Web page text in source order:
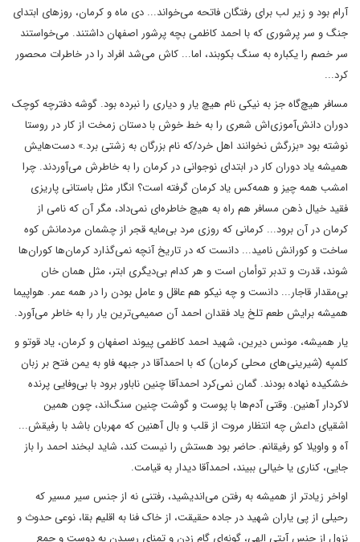
آرام بود و زیر لب برای رفتگان فاتحه می‌خواند... دی ماه و کرمان، روزهای ابتدای
جنگ و سر پرشوری که با احمد کاظمی بچه پرشور اصفهان داشتند. می‌خواستند
سر خصم را یکباره به سنگ بکوبند، اما... کاش می‌شد افراد را در خاطرات محصور
کرد...
مسافر هیچ‌گاه جز به نیکی نام هیچ یار و دیاری را نبرده بود. گوشه دفترچه کوچک
دوران دانش‌آموزی‌اش شعری را به خط خوش با دستان زمخت از کار در روستا
نوشته بود «بزرگش نخوانند اهل خرد/که نام بزرگان به زشتی برد.» دست‌هایش
همیشه یاد دوران کار در ابتدای نوجوانی در کرمان را به خاطرش می‌آوردند. چرا
امشب همه چیز و همه‌کس یاد کرمان گرفته است؟ انگار مثل باستانی پاریزی
فقید خیال ذهن مسافر هم راه به هیچ خاطره‌ای نمی‌داد، مگر آن که نامی از
کرمان در آن برود... کرمانی که روزی مرد بی‌مایه قجر از چشمان مردمانش کوه
ساخت و کورانش نامید... دانست که در تاریخ آنچه نمی‌گذارد کرمان‌ها کوران‌ها
شوند، قدرت و تدبر توأمان است و هر کدام بی‌دیگری ابتر، مثل همان خان
بی‌مقدار قاجار... دانست و چه نیکو هم عاقل و عامل بودن را در همه عمر. هواپیما
همیشه برایش طعم تلخ یاد فقدان احمد آن صمیمی‌ترین یار را به خاطر می‌آورد.
یار همیشه، مونس دیرین، شهید احمد کاظمی پیوند اصفهان و کرمان، یاد قوتو و
کلمپه (شیرینی‌های محلی کرمان) که با احمدآقا در جبهه فاو به یمن فتح بر زبان
خشکیده نهاده بودند. گمان نمی‌کرد احمدآقا چنین ناباور برود با بی‌وفایی پرنده
لاکردار آهنین. وقتی آدم‌ها با پوست و گوشت چنین سنگ‌اند، چون همین
اشقیای داعش چه انتظار مروت از قلب و بال آهنین که مهربان باشد با رفیقش...
آه و واویلا کو رفیقانم. حاضر بود هستش را نیست کند، شاید لبخند احمد را باز
جایی، کناری یا خیالی ببیند، احمدآقا دیدار به قیامت.
اواخر زیادتر از همیشه به رفتن می‌اندیشید، رفتنی نه از جنس سیر مسیر که
رحیلی از پی یاران شهید در جاده حقیقت، از خاک فنا به اقلیم بقا، نوعی حدوث و
نزول از جنس آیتی الهی، گونه‌ای گام زدن و تمنای رسیدن به دوست و جمع